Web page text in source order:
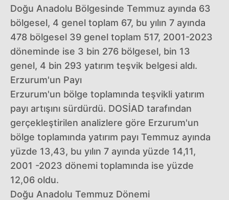
Doğu Anadolu Bölgesinde Temmuz ayında 63
bölgesel, 4 genel toplam 67, bu yılın 7 ayında
478 bölgesel 39 genel toplam 517, 2001-2023
döneminde ise 3 bin 276 bölgesel, bin 13
genel, 4 bin 293 yatırım teşvik belgesi aldı.
Erzurum'un Payı
Erzurum'un bölge toplamında teşvikli yatırım
payı artışını sürdürdü. DOSİAD tarafından
gerçekleştirilen analizlere göre Erzurum'un
bölge toplamında yatırım payı Temmuz ayında
yüzde 13,43, bu yılın 7 ayında yüzde 14,11,
2001 -2023 dönemi toplamında ise yüzde
12,06 oldu.
Doğu Anadolu Temmuz Dönemi